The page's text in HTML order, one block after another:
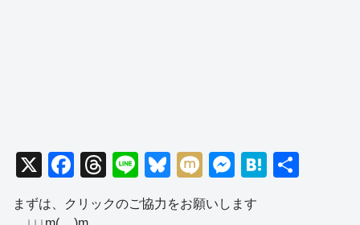
X
F
a
c
T
hr
e
Li
n
e
Bl
u
e
M
ixi
M
e
ss
H
まずは、クリックのご協力をお願いします